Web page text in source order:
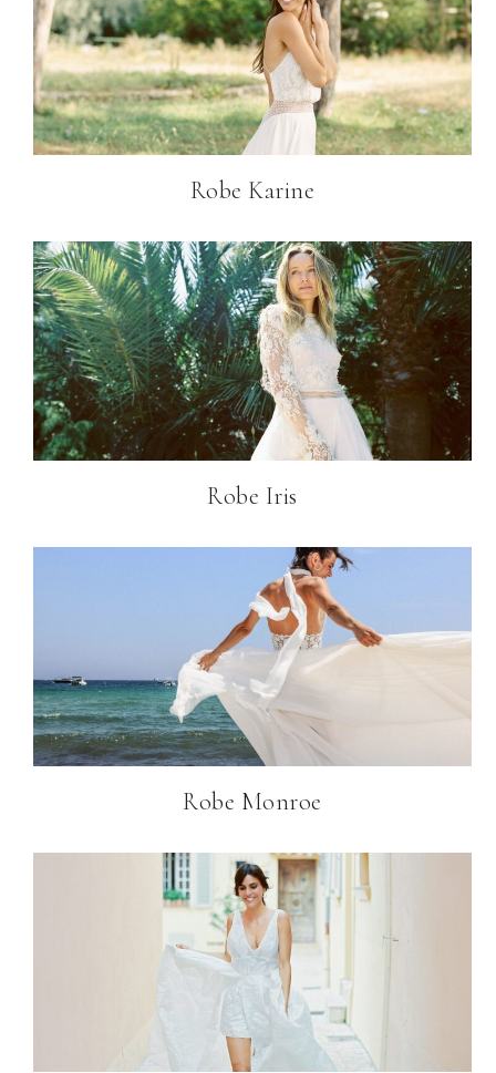
Robe Karine
Robe Iris
Robe Monroe